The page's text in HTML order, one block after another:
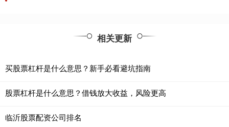
相关更新
买股票杠杆是什么意思？新手必看避坑指南
股票杠杆是什么意思？借钱放大收益，风险更高
临沂股票配资公司排名